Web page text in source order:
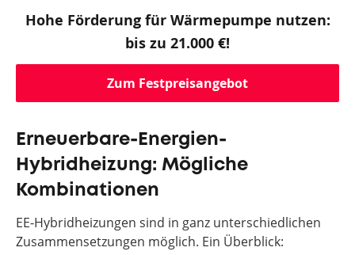
Hohe Förderung für Wärmepumpe nutzen:
bis zu 21.000 €!
Zum Festpreisangebot
Erneuerbare-Energien-
Hybridheizung: Mögliche
Kombinationen
EE-Hybridheizungen sind in ganz unterschiedlichen
Zusammensetzungen möglich. Ein Überblick: